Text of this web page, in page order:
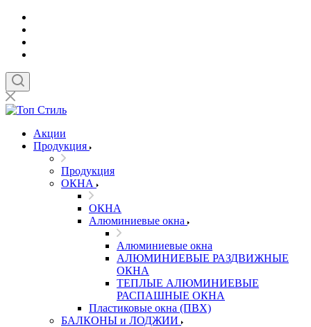
Акции
Продукция
Продукция
ОКНА
ОКНА
Алюминиевые окна
Алюминиевые окна
АЛЮМИНИЕВЫЕ РАЗДВИЖНЫЕ
ОКНА
ТЕПЛЫЕ АЛЮМИНИЕВЫЕ
РАСПАШНЫЕ ОКНА
Пластиковые окна (ПВХ)
БАЛКОНЫ и ЛОДЖИИ